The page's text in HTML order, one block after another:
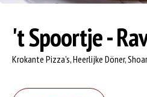
't Spoortje -
Krokante Pizza's, Heerlijke Döner,